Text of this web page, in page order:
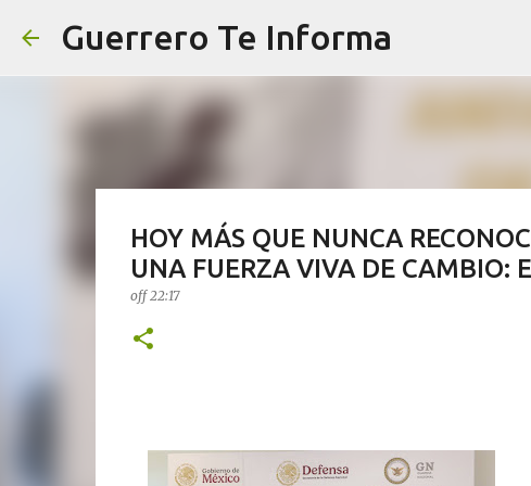
Guerrero Te Informa
HOY MÁS QUE NUNCA
UNA FUERZA VIVA DE CAMBIO:
off22:17